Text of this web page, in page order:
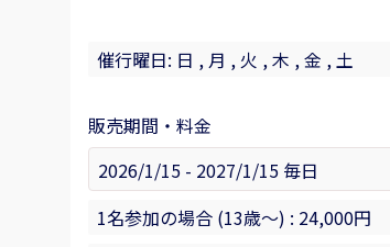
催行曜日: 日 , 月 , 火 , 木 , 金 , 土
販売期間・料金
1名参加の場合 (13歳〜) : 24,000円